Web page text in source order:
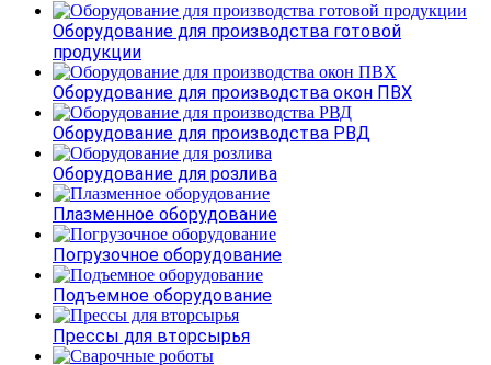
Оборудование для производства готовой
продукции
Оборудование для производства окон ПВХ
Оборудование для производства РВД
Оборудование для розлива
Плазменное оборудование
Погрузочное оборудование
Подъемное оборудование
Прессы для вторсырья